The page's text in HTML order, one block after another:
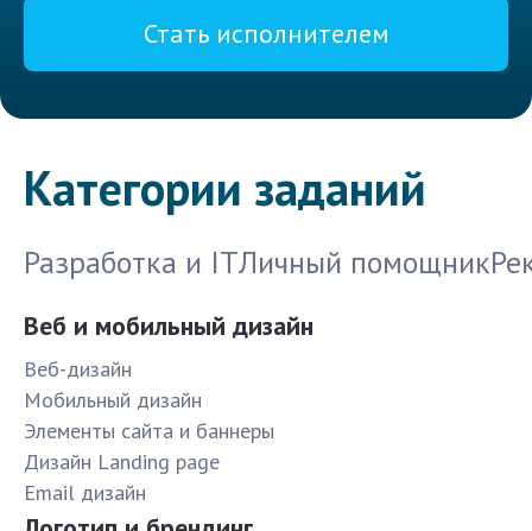
Стать исполнителем
Категории заданий
Разработка и ITЛичный помощник
Веб и мобильный дизайн
Веб-дизайн
Мобильный дизайн
Элементы сайта и баннеры
Дизайн Landing page
Email дизайн